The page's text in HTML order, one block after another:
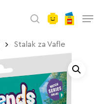
search
Stalak za Vafle